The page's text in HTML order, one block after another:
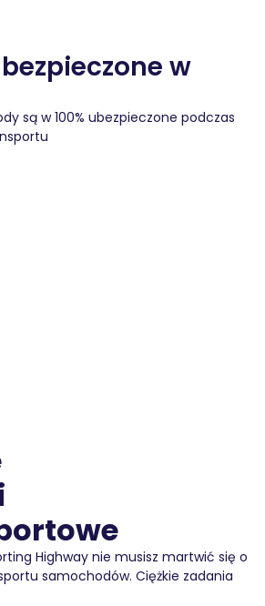
w
są w 100% ubezpieczone podczas
Highway nie musisz martwić się o
samochodów. Ciężkie zadania